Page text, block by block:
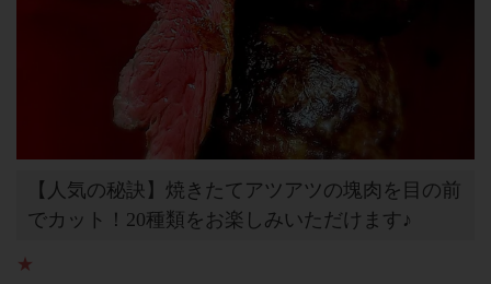
【人気の秘訣】焼きたてアツアツの塊肉を目の前
でカット！20種類をお楽しみいただけます♪
★